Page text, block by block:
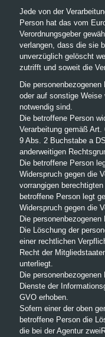
Jede von der
Person hat das vom
Verordnungsgeber
verlangen, dass die sie
unverzüglich gelöscht
zutrifft und soweit die
Die
oder auf sonstige
notwendig sind.
Die betroffene Person
Verarbeitung gemäß
9 Abs. 2 Buchstabe a
anderweitigen
Die betroffene Person
Widerspruch gegen die
vorrangigen
betroffene Person legt
Widerspruch gegen die
Die
Die Löschung der
einer rechtlichen
Recht der
unterliegt.
Die
Dienste der
GVO erhoben.
Sofern einer der oben
betroffene Person die
die bei der Agentur